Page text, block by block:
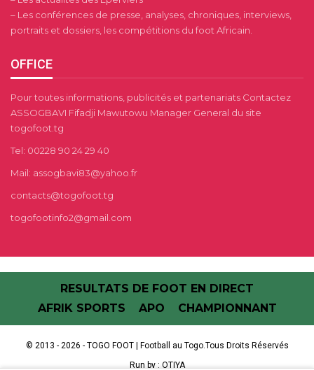
– Les conférences de presse, analyses, chroniques, interviews,
portraits et dossiers, les compétitions du foot Africain.
OFFICE
Pour toutes informations, publicités et partenariats Contactez
ASSOGBAVI Fifadji Mawutowu Manager General du site
togofoot.tg
Tel: 00228 90 24 29 40
Mail: assogbavi83@yahoo.fr
contacts@togofoot.tg
togofootinfo2@gmail.com
RESULTATS DE FOOT EN DIRECT
AFRIK SPORTS
APO CHAMPIONNANT
© 2013 - 2026 - TOGO FOOT | Football au Togo.Tous Droits Réservés
Run by : OTIYA